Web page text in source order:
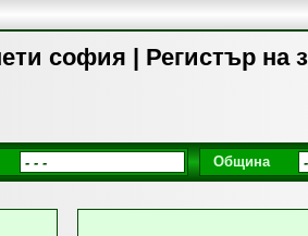
софия | Регистър на
Община